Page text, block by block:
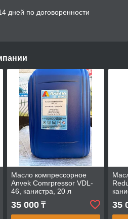
дней по договоренности
Масло компрессорное
Anvek Comrpressor VDL-
46, канистра, 20 л
35 000₸ 35